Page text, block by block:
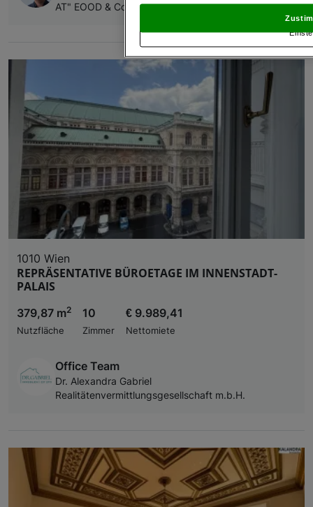
AT" EOOD & Co.KG
1010 Wien
REPRÄSENTATIVE BÜROETAGE IM INNENSTADT-
PALAIS
379,87 m2
Nutzfläche
10
Zimmer
€ 9.989,41
Nettomiete
Office Team
Dr. Alexandra Gabriel
Realitätenvermittlungsgesellschaft m.b.H.
und Widerspruch gegen die Verarbeitung auf der
„Cookie Einstellungen“, die sich auf jeder Seite
Wir und unsere Partner verarbeiten
Verwendung genauer Standortdaten.
Zugriff auf Informationen auf einem Endgerät.
und der Performance von Inhalten,
Liste der Partner (Lieferanten)